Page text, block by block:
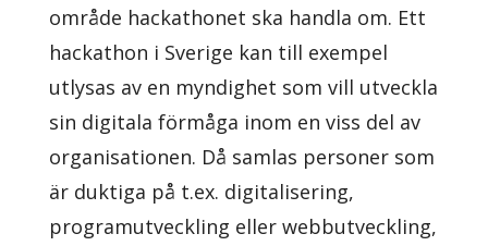
område hackathonet ska handla om. Ett
hackathon i Sverige kan till exempel
utlysas av en myndighet som vill utveckla
sin digitala förmåga inom en viss del av
organisationen. Då samlas personer som
är duktiga på t.ex. digitalisering,
programutveckling eller webbutveckling,